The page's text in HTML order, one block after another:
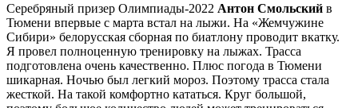
Серебряный призер Олимпиады-2022 Антон Смольский в
Тюмени впервые с марта встал на лыжи. На «Жемчужине
Сибири» белорусская сборная по биатлону проводит вкатку.
Я провел полноценную тренировку на лыжах. Трасса
подготовлена очень качественно. Плюс погода в Тюмени
шикарная. Ночью был легкий мороз. Поэтому трасса стала
жесткой. На такой комфортно кататься. Круг большой,